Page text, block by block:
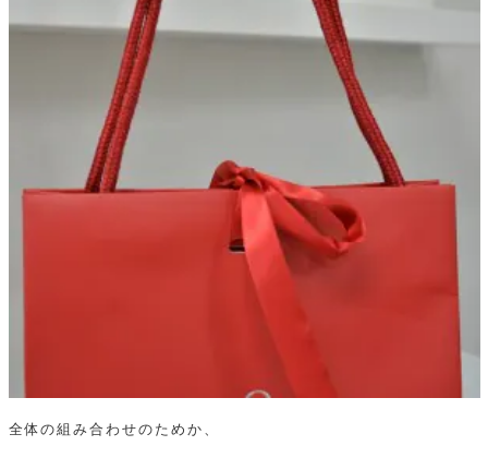
全体の組み合わせのためか、